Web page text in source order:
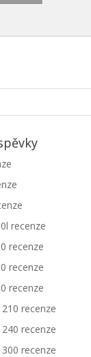
recenze
recenze
recenze
recenze
210 recenze
240 recenze
300 recenze